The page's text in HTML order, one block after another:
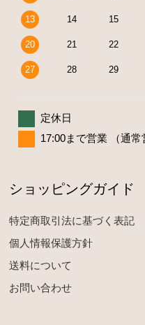
13 14 15
20 21 22
27 28 29
定休日
17:00まで営業 （通常
ショッピングガイド
特定商取引法に基づく表記
個人情報保護方針
送料について
お問い合わせ